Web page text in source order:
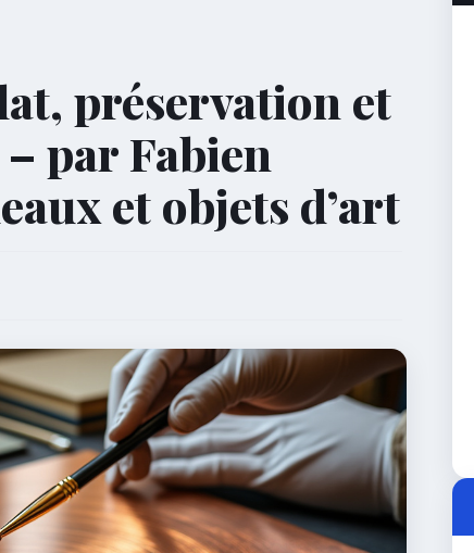
préservation et
par Fabien
et objets d’art